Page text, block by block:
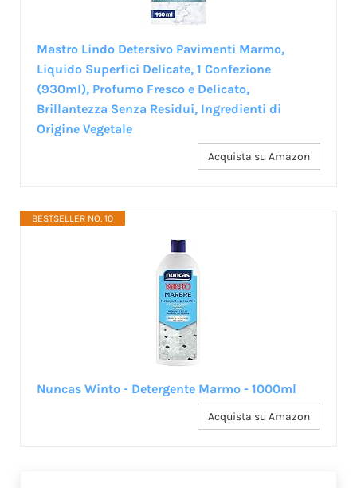
Mastro Lindo Detersivo Pavimenti Marmo,
Liquido Superfici Delicate, 1 Confezione
(930ml), Profumo Fresco e Delicato,
Brillantezza Senza Residui, Ingredienti di
Origine Vegetale
Acquista su Amazon
BESTSELLER NO. 10
Nuncas Winto - Detergente Marmo - 1000ml
Acquista su Amazon